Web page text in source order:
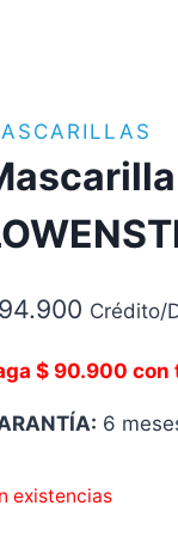
94.900 Crédito/
$ 90.900
6
existencias